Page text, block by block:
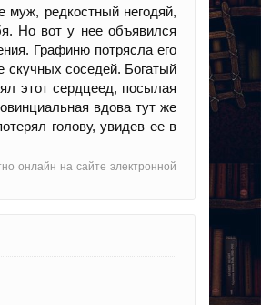
муж, редкостный негодяй,
Но вот у нее объявился
Графиню потрясла его
скучных соседей. Богатый
этот сердцеед, посылая
вдова тут же
голову, увидев ее в
онлайн на сайте электронной